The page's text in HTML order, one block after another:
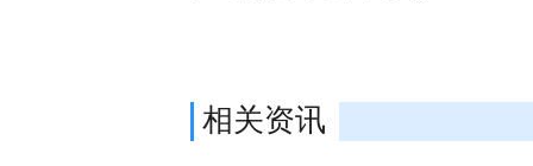
相关资讯